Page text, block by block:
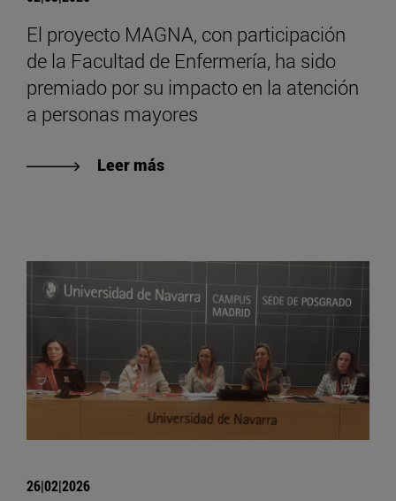
El proyecto MAGNA, con participación
de la Facultad de Enfermería, ha sido
premiado por su impacto en la atención
a personas mayores
Leer más
26|02|2026